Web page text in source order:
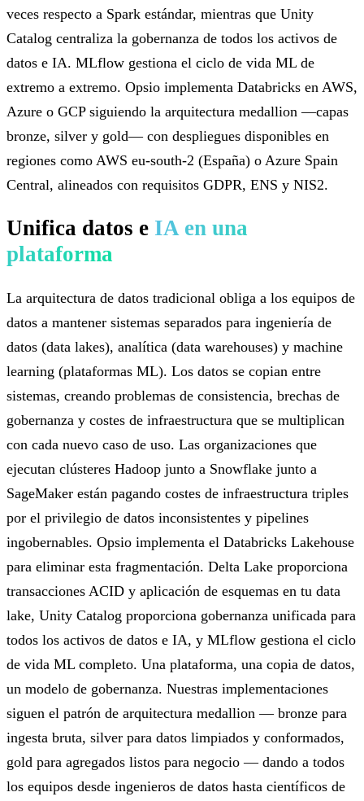
veces respecto a Spark estándar, mientras que Unity
Catalog centraliza la gobernanza de todos los activos de
datos e IA. MLflow gestiona el ciclo de vida ML de
extremo a extremo. Opsio implementa Databricks en AWS,
Azure o GCP siguiendo la arquitectura medallion —capas
bronze, silver y gold— con despliegues disponibles en
regiones como AWS eu-south-2 (España) o Azure Spain
Central, alineados con requisitos GDPR, ENS y NIS2.
Unifica datos e IA en una
plataforma
La arquitectura de datos tradicional obliga a los equipos de
datos a mantener sistemas separados para ingeniería de
datos (data lakes), analítica (data warehouses) y machine
learning (plataformas ML). Los datos se copian entre
sistemas, creando problemas de consistencia, brechas de
gobernanza y costes de infraestructura que se multiplican
con cada nuevo caso de uso. Las organizaciones que
ejecutan clústeres Hadoop junto a Snowflake junto a
SageMaker están pagando costes de infraestructura triples
por el privilegio de datos inconsistentes y pipelines
ingobernables. Opsio implementa el Databricks Lakehouse
para eliminar esta fragmentación. Delta Lake proporciona
transacciones ACID y aplicación de esquemas en tu data
lake, Unity Catalog proporciona gobernanza unificada para
todos los activos de datos e IA, y MLflow gestiona el ciclo
de vida ML completo. Una plataforma, una copia de datos,
un modelo de gobernanza. Nuestras implementaciones
siguen el patrón de arquitectura medallion — bronze para
ingesta bruta, silver para datos limpiados y conformados,
gold para agregados listos para negocio — dando a todos
los equipos desde ingenieros de datos hasta científicos de